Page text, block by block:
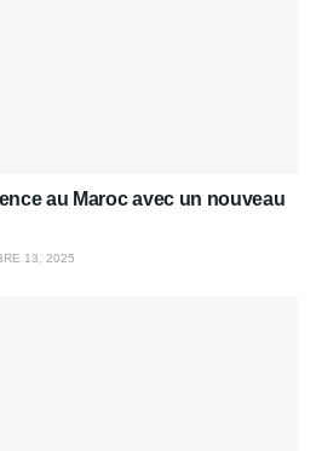
au Maroc avec un nouveau
13, 2025